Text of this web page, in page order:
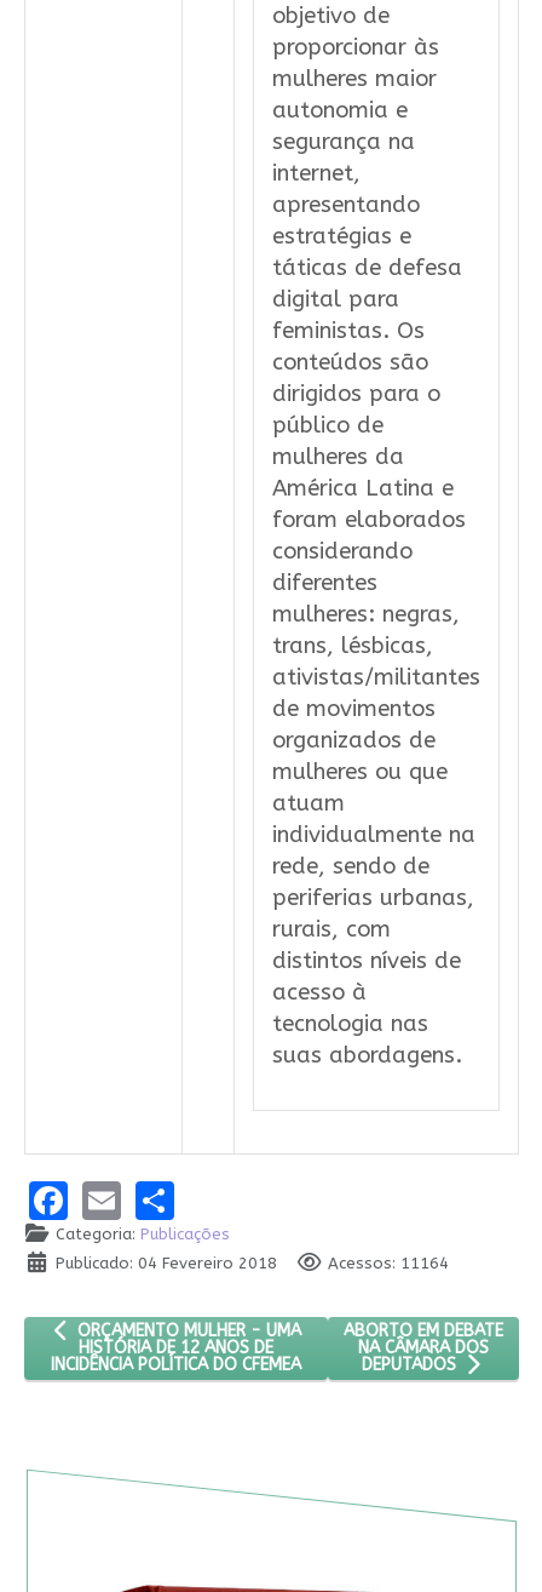
objetivo de
proporcionar às
mulheres maior
autonomia e
segurança na
internet,
apresentando
estratégias e
táticas de defesa
digital para
feministas. Os
conteúdos são
dirigidos para o
público de
mulheres da
América Latina e
foram elaborados
considerando
diferentes
mulheres: negras,
trans, lésbicas,
ativistas/militantes
de movimentos
organizados de
mulheres ou que
atuam
individualmente na
rede, sendo de
periferias urbanas,
rurais, com
distintos níveis de
acesso à
tecnologia nas
suas abordagens.
Facebook
EmailShare
Categoria: Publicações
Publicado: 04 Fevereiro 2018
Acessos: 11164
ARTIGO ANTERIOR: ORÇAMENTO MULHER - UMA HISTÓRIA DE
ORÇAMENTO MULHER - UMA
HISTÓRIA DE 12 ANOS DE
INCIDÊNCIA POLÍTICA DO CFEMEA
PRÓXIMO ARTIGO:
ABORTO EM DEBATE
NA CÂMARA DOS
DEPUTADOS